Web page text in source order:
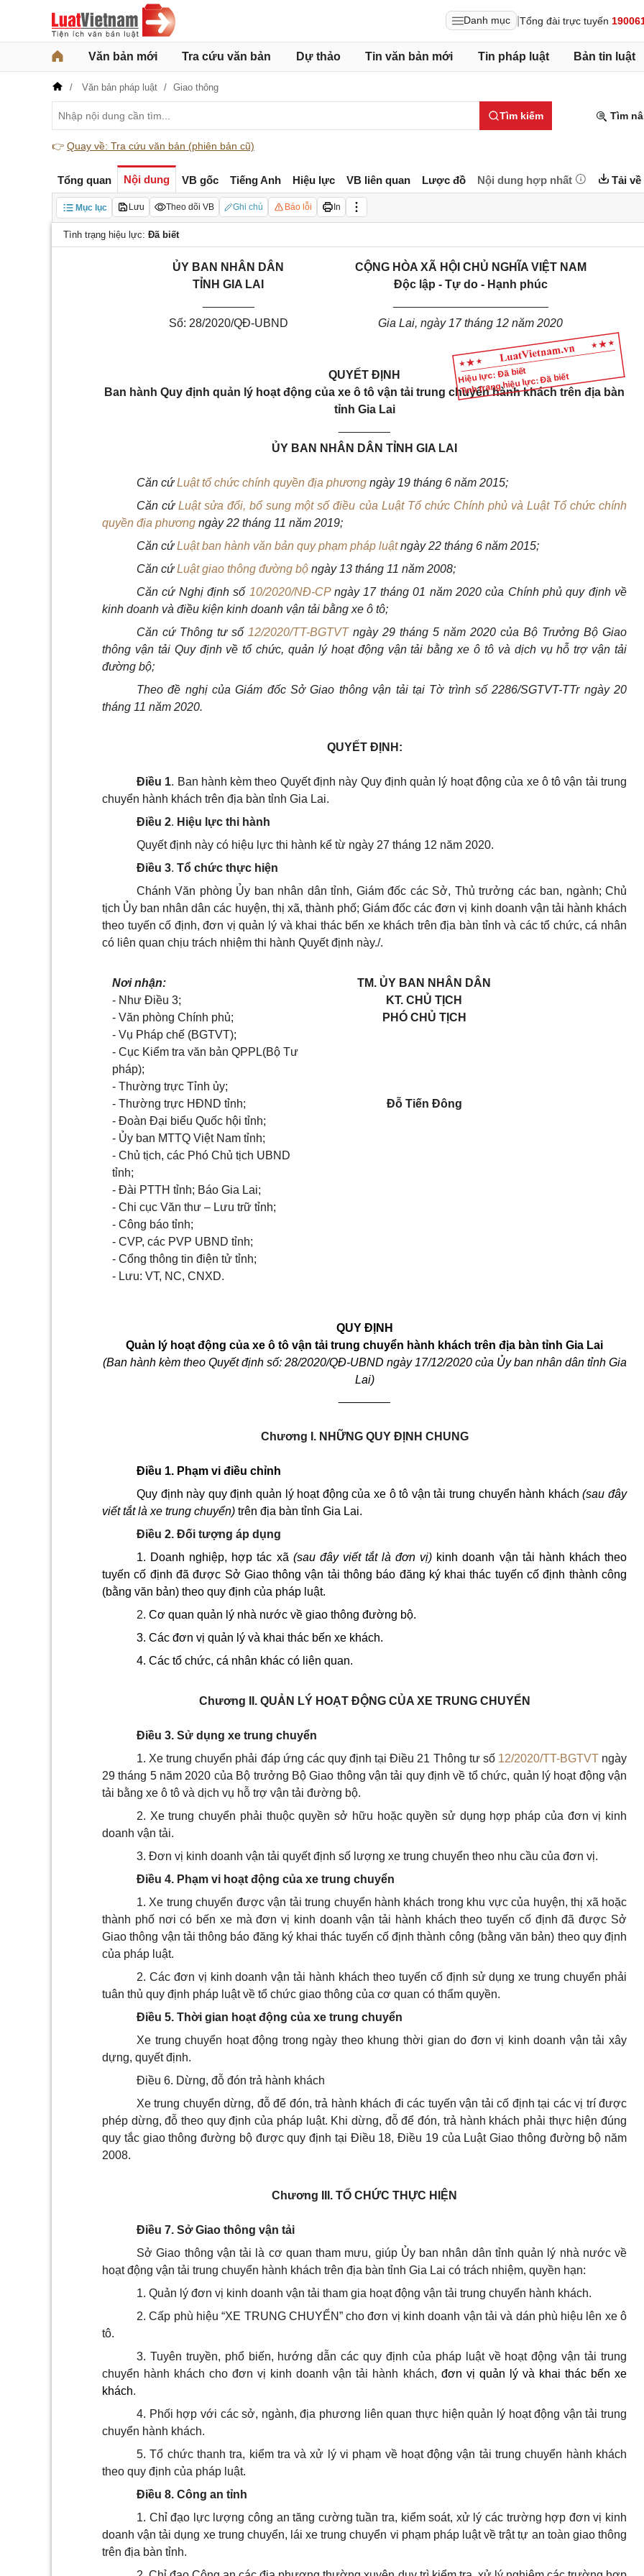
Danh mục Tổng đài trực tuyến
Văn bản mới Tra cứu văn bản Dự thảo Tin văn bản mới Tin pháp luật Bản tin luật
Văn bản pháp luật Giao thông
Tìm kiếm Tìm
👉 Quay về: Tra cứu văn bản (phiên bản cũ)
Tổng quan Nội dung VB gốc Tiếng Anh Hiệu lực VB liên quan Lược đồ Nội dung hợp nhất Tải về
Mục lục Lưu Theo dõi VB Ghi chú Báo lỗi In
Tình trạng hiệu lực: Đã biết
Hiệu lực: Đã biết
Tình trạng hiệu lực: Đã biết
ỦY BAN NHÂN DÂN
TỈNHGIA LAI
Số: 28/2020/QĐ-UBND
CỘNG HÒA XÃ HỘI CHỦ NGHĨA VIỆT NAM
Độc lập - Tự do - Hạnh phúc
Gia Lai, ngày 17 tháng 12 năm 2020
QUYẾT ĐỊNH
Ban hành Quy định quản lý hoạt động của xe ô tô vận tải trung chuyển hành khách trên địa bàn
tỉnh Gia Lai
ỦY BAN NHÂN DÂN TỈNH GIA LAI
Căn cứLuật tổ chức chính quyền địa phương ngày 19 tháng 6 năm 2015;
Căn cứLuật sửa đổi, bổ sung một số điều của Luật Tổ chức Chính phủ và Luật Tổ chức chính
quyền địa phương ngày 22 tháng 11 năm 2019;
Căn cứLuật ban hành văn bản quy phạm pháp luậtngày 22 tháng 6 năm 2015;
Căn cứLuật giao thông đường bộ ngày 13 tháng 11 năm 2008;
Căn cứ Nghị định số 10/2020/NĐ-CPngày 17 tháng 01 năm 2020 của Chính phủquy định về
kinh doanh và điều kiện kinh doanh vận tải bằng xe ô tô;
Căn cứ Thông tư số 12/2020/TT-BGTVTngày 29 tháng 5 năm 2020 của Bộ Trưởng Bộ Giao
thông vận tải Quy định về tổ chức, quản lý hoạt động vận tải bằng xe ô tô và dịch vụ hỗ trợ vận tải
đường bộ;
Theo đề nghị của Giám đốc Sở Giao thông vận tải tại Tờ trình số 2286/SGTVT-TTr ngày 20
tháng 11 năm 2020.
QUYẾT ĐỊNH:
Điều 1. Ban hành kèm theo Quyết định này Quy định quản lý hoạt động của xe ô tô vận tải trung
chuyển hành khách trên địa bàn tỉnh Gia Lai.
Điều 2. Hiệu lực thi hành
Quyết định này có hiệu lực thi hành kể từ ngày 27 tháng 12 năm 2020.
Điều 3. Tổ chức thực hiện
Chánh Văn phòng Ủy ban nhân dân tỉnh, Giám đốc các Sở, Thủ trưởng các ban, ngành; Chủ
tịch Ủy ban nhân dân các huyện, thị xã, thành phố; Giám đốc các đơn vị kinh doanh vận tải hành khách
theo tuyến cố định, đơn vị quản lý và khai thác bến xe khách trên địa bàn tỉnh và các tổ chức, cá nhân
có liên quan chịu trách nhiệm thi hành Quyết định này./.
Nơi nhận:
- Như Điều 3;
- Văn phòng Chính phủ;
- Vụ Pháp chế (BGTVT);
- Cục Kiểm tra văn bản QPPL(Bộ Tư
pháp);
- Thường trực Tỉnh ủy;
- Thường trực HĐND tỉnh;
- Đoàn Đại biểu Quốc hội tỉnh;
- Ủy ban MTTQ Việt Nam tỉnh;
- Chủ tịch, các Phó Chủ tịch UBND
tỉnh;
- Đài PTTH tỉnh; Báo Gia Lai;
- Chi cục Văn thư – Lưu trữ tỉnh;
- Công báo tỉnh;
- CVP, các PVP UBND tỉnh;
- Cổng thông tin điện tử tỉnh;
- Lưu: VT, NC, CNXD.
TM. ỦY BAN NHÂN DÂN
KT. CHỦ TỊCH
PHÓ CHỦ TỊCH
Đỗ Tiến Đông
QUY ĐỊNH
Quản lý hoạt động của xe ô tô vận tải trung chuyển hành khách trên địa bàn tỉnh Gia Lai
(Ban hành kèm theo Quyết định số: 28/2020/QĐ-UBND ngày 17/12/2020 của Ủy ban nhân dân tỉnh Gia
Lai)
Chương I. NHỮNG QUY ĐỊNH CHUNG
Điều 1. Phạm vi điều chỉnh
Quy định này quy địnhquản lý hoạt động của xe ô tô vận tải trung chuyển hành khách(sau đây
viết tắt là xe trung chuyển) trên địa bàn tỉnh Gia Lai.
Điều 2. Đối tượng áp dụng
1. Doanh nghiệp, hợp tác xã (sau đây viết tắt là đơn vị) kinh doanh vận tải hành khách theo
tuyến cố định đã được Sở Giao thông vận tải thông báo đăng ký khai thác tuyến cố định thành công
(bằng văn bản) theo quy định của pháp luật.
2. Cơ quan quản lý nhà nước về giao thông đường bộ.
3. Các đơn vị quản lý và khai thác bến xe khách.
4. Các tổ chức, cá nhân khác có liên quan.
Chương II. QUẢN LÝ HOẠT ĐỘNG CỦA XE TRUNG CHUYỂN
Điều 3. Sử dụng xe trung chuyển
1. Xe trung chuyển phải đáp ứng các quy định tại Điều 21 Thông tư số 12/2020/TT-BGTVTngày
29 tháng 5 năm 2020 của Bộ trưởng Bộ Giao thông vận tải quy định về tổ chức, quản lý hoạt động vận
tải bằng xe ô tô và dịch vụ hỗ trợ vận tải đường bộ.
2. Xe trung chuyển phải thuộc quyền sở hữu hoặc quyền sử dụng hợp pháp của đơn vị kinh
doanh vận tải.
3. Đơn vị kinh doanh vận tải quyết định số lượng xe trung chuyển theo nhu cầu của đơn vị.
Điều 4. Phạm vi hoạt động của xe trung chuyển
1. Xe trung chuyển được vận tải trung chuyển hành khách trong khu vực của huyện, thị xã hoặc
thành phố nơi có bến xe mà đơn vị kinh doanh vận tải hành khách theo tuyến cố định đã được Sở
Giao thông vận tải thông báo đăng ký khai thác tuyến cố định thành công (bằng văn bản) theo quy định
của pháp luật.
2. Các đơn vị kinh doanh vận tải hành khách theo tuyến cố định sử dụng xe trung chuyển phải
tuân thủ quy định pháp luật về tổ chức giao thông của cơ quan có thẩm quyền.
Điều 5. Thời gian hoạt động của xe trung chuyển
Xe trung chuyển hoạt động trong ngày theo khung thời gian do đơn vị kinh doanh vận tải xây
dựng, quyết định.
Điều 6. Dừng, đỗ đón trả hành khách
Xe trung chuyển dừng, đỗ để đón, trả hành khách đi các tuyến vận tải cố định tại các vị trí được
phép dừng, đỗ theo quy định của pháp luật. Khi dừng, đỗ để đón, trả hành khách phải thực hiện đúng
quy tắc giao thông đường bộ được quy định tại Điều 18, Điều 19 của Luật Giao thông đường bộ năm
2008.
Chương III. TỔ CHỨC THỰC HIỆN
Điều 7. Sở Giao thông vận tải
Sở Giao thông vận tải là cơ quan tham mưu, giúp Ủy ban nhân dân tỉnh quản lý nhà nước về
hoạt động vận tải trung chuyển hành khách trên địa bàn tỉnh Gia Lai có trách nhiệm, quyền hạn:
1. Quản lý đơn vị kinh doanh vận tải tham gia hoạt động vận tải trung chuyển hành khách.
2. Cấp phù hiệu “XE TRUNG CHUYỂN” cho đơn vị kinh doanh vận tải và dán phù hiệu lên xe ô
tô.
3. Tuyên truyền, phổ biến, hướng dẫn các quy định của pháp luật về hoạt động vận tải trung
chuyển hành khách cho đơn vị kinh doanh vận tải hành khách, đơn vị quản lý và khai thác bến xe
khách.
4. Phối hợp với các sở, ngành, địa phương liên quan thực hiện quản lý hoạt động vận tải trung
chuyển hành khách.
5. Tổ chức thanh tra, kiểm tra và xử lý vi phạm về hoạt động vận tải trung chuyển hành khách
theo quy định của pháp luật.
Điều 8. Công an tỉnh
1. Chỉ đạo lực lượng công an tăng cường tuần tra, kiểm soát, xử lý các trường hợp đơn vị kinh
doanh vận tải dụng xe trung chuyển, lái xe trung chuyển vi phạm pháp luật về trật tự an toàn giao thông
trên địa bàn tỉnh.